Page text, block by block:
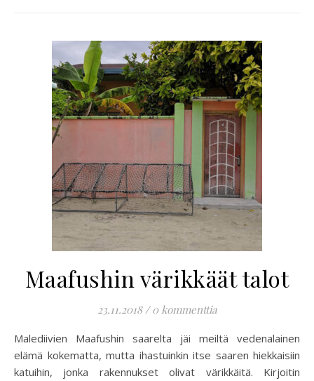
Maafushin värikkäät talot
23.11.2018 / 0 kommenttia
Malediivien Maafushin saarelta jäi meiltä vedenalainen
elämä kokematta, mutta ihastuinkin itse saaren hiekkaisiin
katuihin, jonka rakennukset olivat värikkäitä. Kirjoitin